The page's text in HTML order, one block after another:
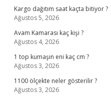
Kargo dağıtım saat kaçta bitiyor ?
Ağustos 5, 2026
Avam Kamarası kaç kişi ?
Ağustos 4, 2026
1 top kumaşın eni kaç cm ?
Ağustos 3, 2026
1100 ölçekte neler gösterilir ?
Ağustos 3, 2026